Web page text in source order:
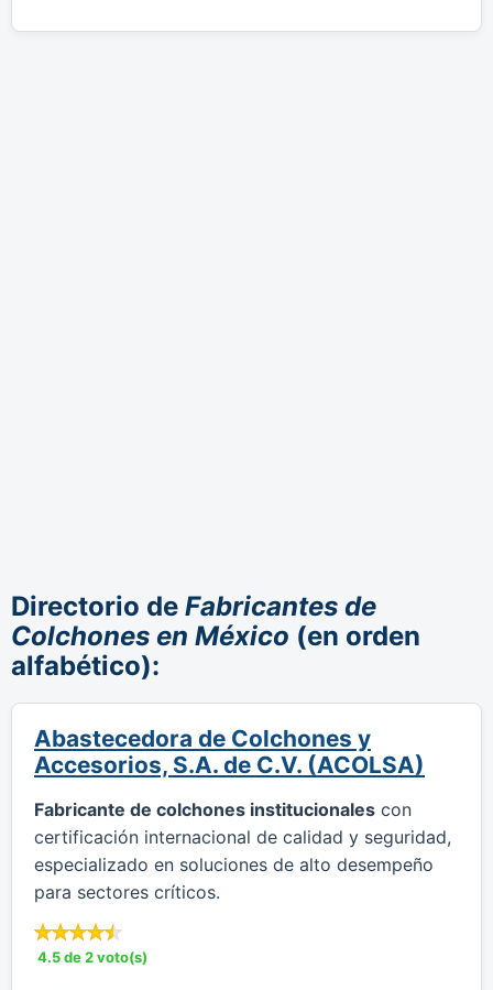
Directorio de Fabricantes de
Colchones en México (en orden
alfabético):
Abastecedora de Colchones y
Accesorios, S.A. de C.V. (ACOLSA)
Fabricante de colchones institucionales con
certificación internacional de calidad y seguridad,
especializado en soluciones de alto desempeño
para sectores críticos.
4.5 de 2 voto(s)